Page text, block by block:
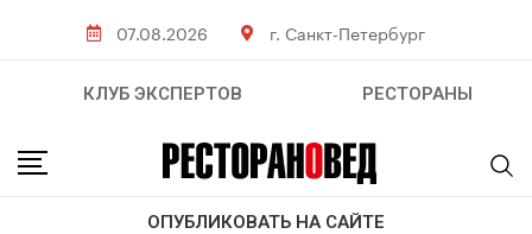
07.08.2026 г. Санкт-Петербург
КЛУБ ЭКСПЕРТОВ РЕСТОРАНЫ
ОПУБЛИКОВАТЬ НА САЙТЕ